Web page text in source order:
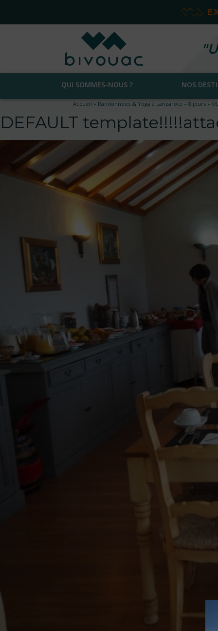
QUI SOMMES-NOUS ? NOS
Accueil » Randonnées & Yoga à Lanzarote – 8 jours »
DEFAULT